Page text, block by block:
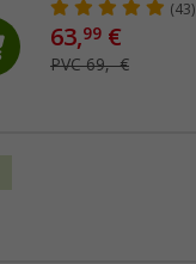
(43)
63,99 €
PVC 69,- €